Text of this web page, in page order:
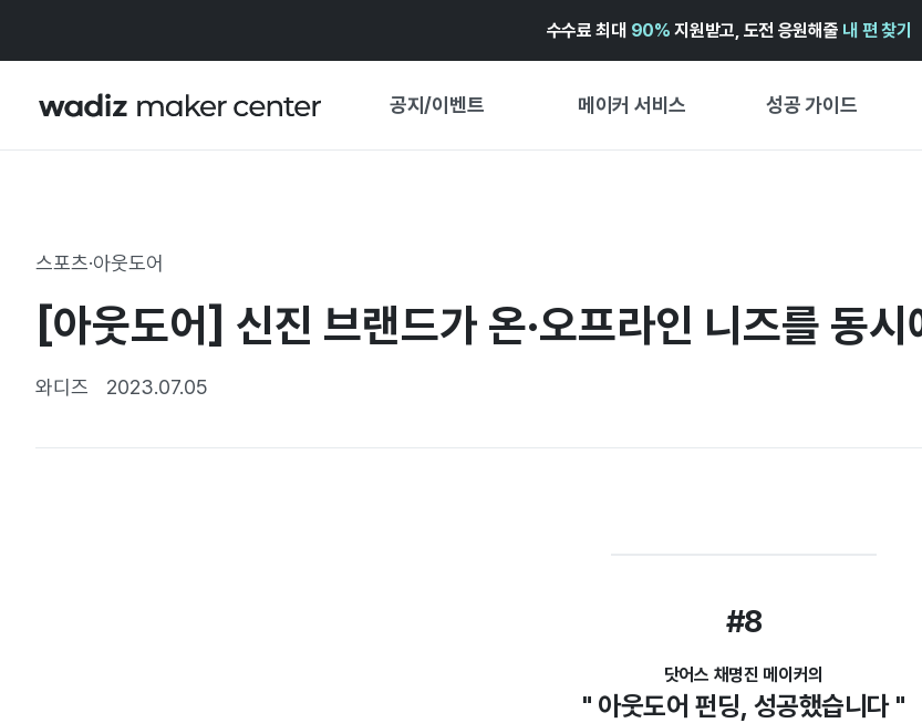
수수료 최대 90% 지원받고, 도전 응원해줄 내 편 찾기
공지/이벤트 메이커 서비스 성공 가이드
기획전 캘린더
와디즈 어워즈 ↗︎
성공 스토리
스포츠·아웃도어
[아웃도어] 신진 브랜드가 온·오프라인 니즈를 동시
와디즈 2023.07.05
#8
닷어스 채명진 메이커의
" 아웃도어 펀딩, 성공했습니다 "